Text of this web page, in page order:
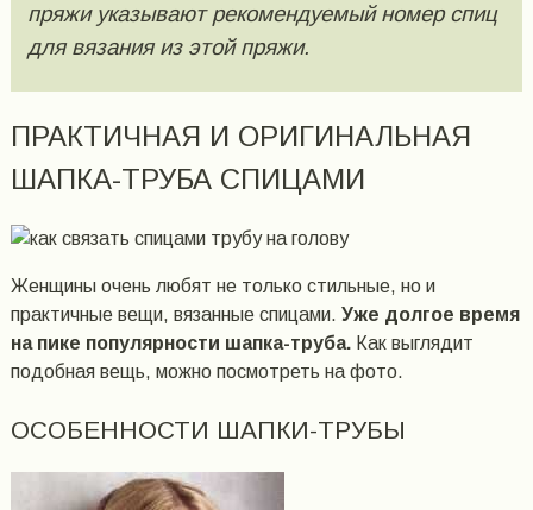
пряжи указывают рекомендуемый номер спиц
для вязания из этой пряжи.
ПРАКТИЧНАЯ И ОРИГИНАЛЬНАЯ
ШАПКА-ТРУБА СПИЦАМИ
Женщины очень любят не только стильные, но и
практичные вещи, вязанные спицами. Уже долгое время
на пике популярности шапка-труба.Как выглядит
подобная вещь, можно посмотреть на фото.
ОСОБЕННОСТИ ШАПКИ-ТРУБЫ